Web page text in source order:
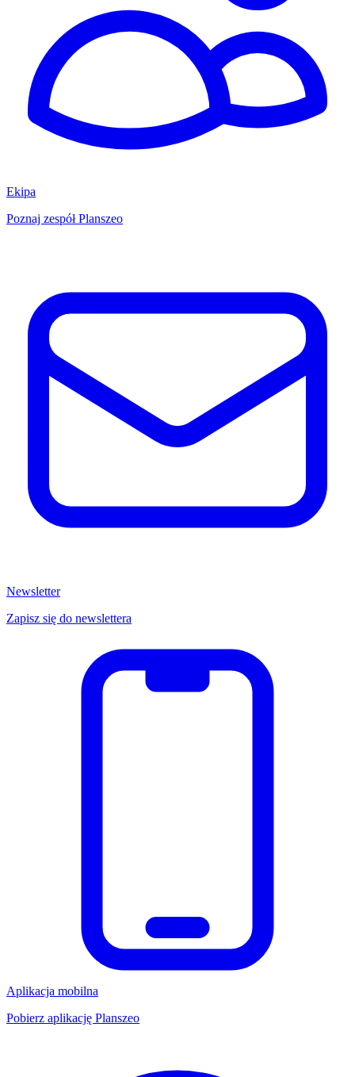
Ekipa
Poznaj zespół Planszeo
Newsletter
Zapisz się do newslettera
Aplikacja mobilna
Pobierz aplikację Planszeo